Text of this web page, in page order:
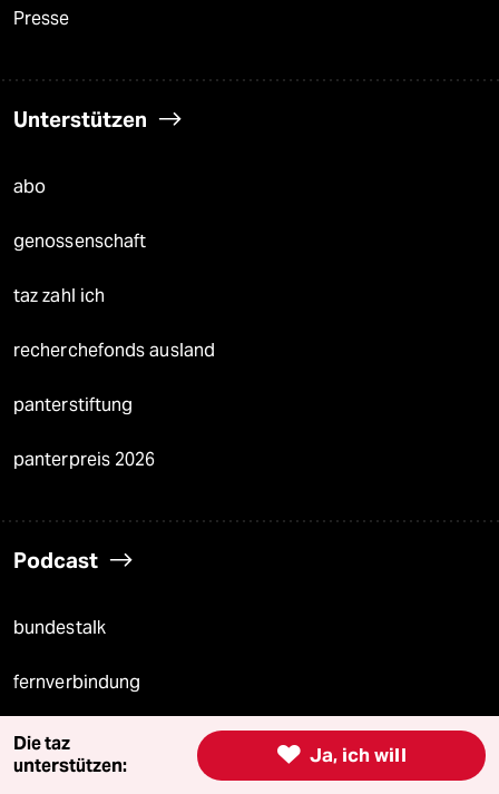
Presse
Unterstützen
abo
genossenschaft
taz zahl ich
recherchefonds ausland
panterstiftung
panterpreis 2026
Podcast
bundestalk
fernverbindung
klima update°
 Ja, ich will
Die taz
unterstützen: